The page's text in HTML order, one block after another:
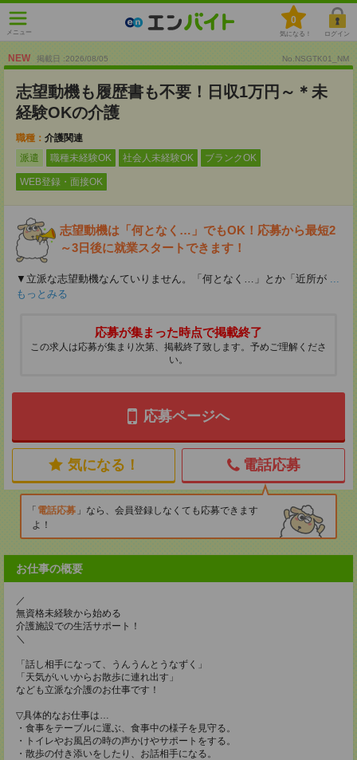
メニュー
0
気になる！ ログイン
NEW 掲載日 :2026/08/05 No.NSGTK01_NM
志望動機も履歴書も不要！日収1万円～＊未
経験OKの介護
職種： 介護関連
派遣
職種未経験OK 社会人未経験OK ブランクOK
WEB登録・面接OK
志望動機は「何となく…」でもOK！応募から最短2
～3日後に就業スタートできます！
▼立派な志望動機なんていりません。「何となく…」とか「近所が ...
もっとみる
応募が集まった時点で掲載終了
この求人は応募が集まり次第、掲載終了致します。予めご理解くださ
い。
応募ページへ
気になる！ 電話応募
電話応募
なら、会員登録しなくても応募できます
よ！
お仕事の概要
／
無資格未経験から始める
介護施設での生活サポート！
＼
「話し相手になって、うんうんとうなずく」
「天気がいいからお散歩に連れ出す」
なども立派な介護のお仕事です！
▽具体的なお仕事は…
・食事をテーブルに運ぶ、食事中の様子を見守る。
・トイレやお風呂の時の声かけやサポートをする。
・散歩の付き添いをしたり、お話相手になる。